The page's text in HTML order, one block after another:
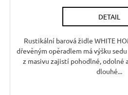
DETAIL
Rustikální barová židle WHITE
dřevěným opěradlem má výšku
z masivu zajistí pohodlné, odolné
dlouhé...